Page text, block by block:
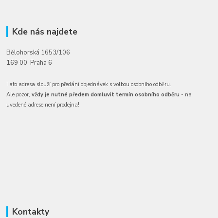
Kde nás najdete
Bělohorská 1653/106
169 00 Praha 6
Tato adresa slouží pro předání objednávek s volbou osobního odběru.
Ale pozor,vždy je nutné předem domluvit termín osobního odběru - na
uvedené adrese není prodejna!
Kontakty